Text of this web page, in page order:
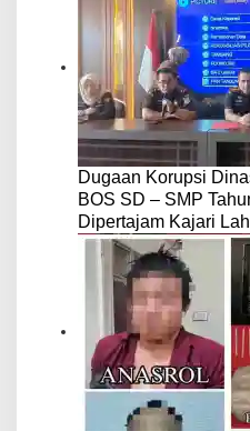
Dugaan Korupsi
BOS SD – SMP
Dipertajam Kajari